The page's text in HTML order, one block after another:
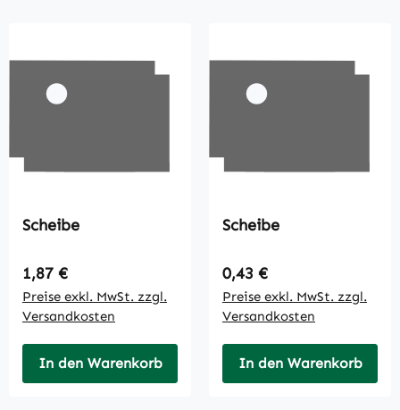
Scheibe
Regulärer Preis:
1,87 €
Preise exkl. MwSt. zzgl.
Versandkosten
In den Warenkorb
Scheibe
Regulärer Preis:
0,43 €
Preise exkl. MwSt. zzgl.
Versandkosten
In den Warenkorb